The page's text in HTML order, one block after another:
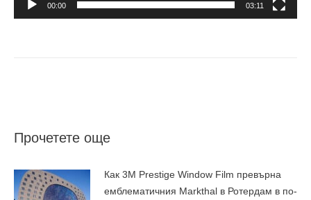
00:00 03:11
Прочетете още
Как 3M Prestige Window Film превърна
емблематичния Markthal в Ротердам в по-